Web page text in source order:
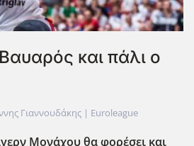
και πάλι ο
Γιαννουδάκης | Euroleague
Μονάχου θα φορέσει και